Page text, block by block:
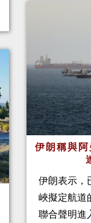
伊朗稱與
伊朗表示，
峽擬定航道
聯合聲明進